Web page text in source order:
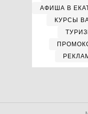
АФИША В
КУРСЫ